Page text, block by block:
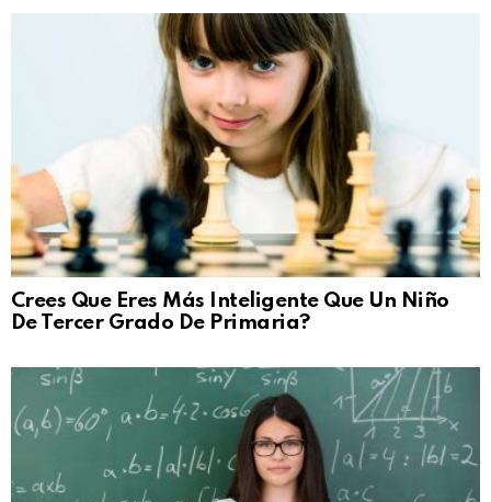
Crees Que Eres Más Inteligente Que Un Niño
De Tercer Grado De Primaria?